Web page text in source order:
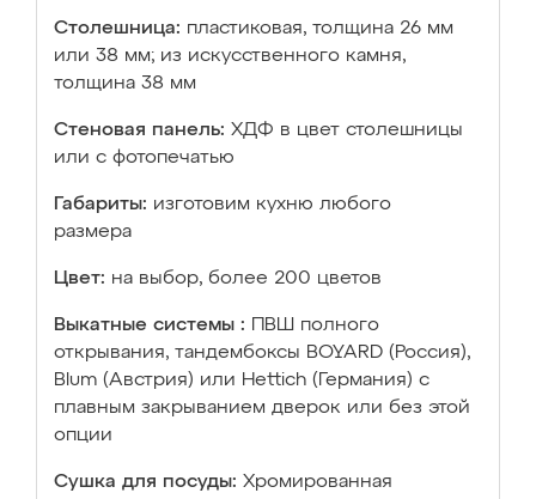
Столешница: пластиковая, толщина 26 мм
или 38 мм; из искусственного камня,
толщина 38 мм
Стеновая панель: ХДФ в цвет столешницы
или с фотопечатью
Габариты: изготовим кухню любого
размера
Цвет: на выбор, более 200 цветов
Выкатные системы :
ПВШ полного
открывания, тандембоксы BOYARD (Россия),
Blum (Австрия) или Hettich (Германия) с
плавным закрыванием дверок или без этой
опции
Сушка для посуды: Хромированная